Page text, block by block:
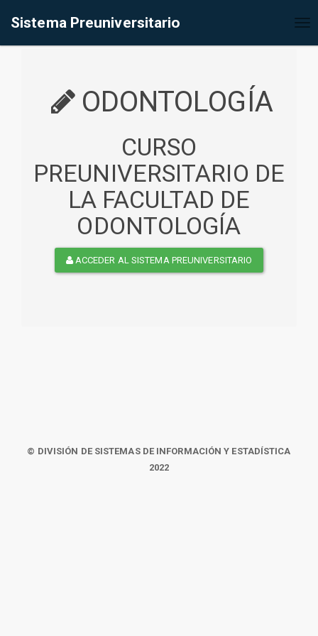
Sistema Preuniversitario
ODONTOLOGÍA
CURSO
PREUNIVERSITARIO DE
LA FACULTAD DE
ODONTOLOGÍA
ACCEDER AL SISTEMA PREUNIVERSITARIO
© DIVISIÓN DE SISTEMAS DE INFORMACIÓN Y ESTADÍSTICA
2022